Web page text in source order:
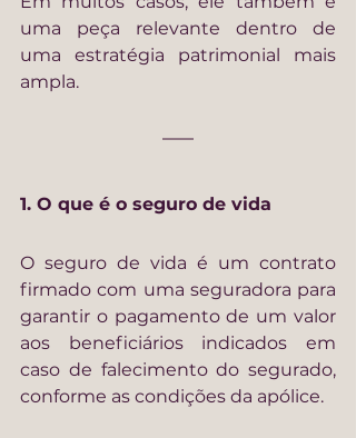
uma peça relevante dentro de
uma estratégia patrimonial mais
ampla.
1. O que é o seguro de vida
O seguro de vida é um contrato
firmado com uma seguradora para
garantir o pagamento de um valor
aos beneficiários indicados em
caso de falecimento do segurado,
conforme as condições da apólice.